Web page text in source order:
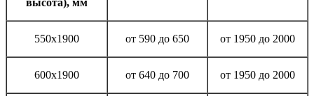
550х1900 от 590 до 650 от 1950 до 2000
600х1900 от 640 до 700 от 1950 до 2000